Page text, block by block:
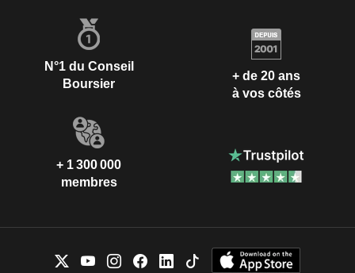
N°1 du Conseil
Boursier
+ de 20 ans
à vos côtés
+ 1 300 000
membres